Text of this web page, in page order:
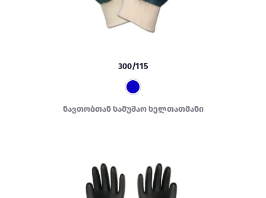
300/115
ნავთობთან სამუშაო ხელთათმანი